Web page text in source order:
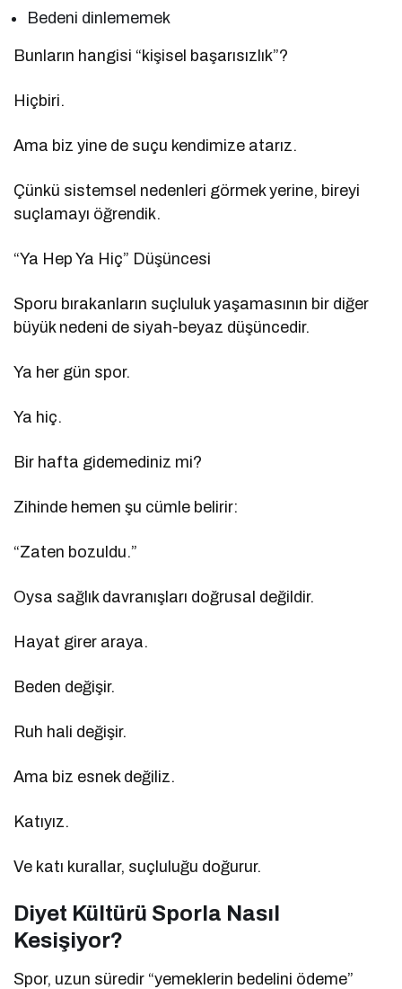
Bedeni dinlememek
Bunların hangisi “kişisel başarısızlık”?
Hiçbiri.
Ama biz yine de suçu kendimize atarız.
Çünkü sistemsel nedenleri görmek yerine, bireyi
suçlamayı öğrendik.
“Ya Hep Ya Hiç” Düşüncesi
Sporu bırakanların suçluluk yaşamasının bir diğer
büyük nedeni de siyah-beyaz düşüncedir.
Ya her gün spor.
Ya hiç.
Bir hafta gidemediniz mi?
Zihinde hemen şu cümle belirir:
“Zaten bozuldu.”
Oysa sağlık davranışları doğrusal değildir.
Hayat girer araya.
Beden değişir.
Ruh hali değişir.
Ama biz esnek değiliz.
Katıyız.
Ve katı kurallar, suçluluğu doğurur.
Diyet Kültürü Sporla Nasıl
Kesişiyor?
Spor, uzun süredir “yemeklerin bedelini ödeme”